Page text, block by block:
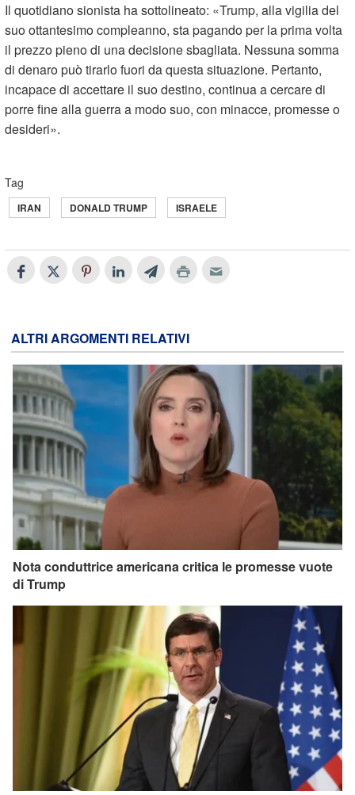
Il quotidiano sionista ha sottolineato: «Trump, alla vigilia del
suo ottantesimo compleanno, sta pagando per la prima volta
il prezzo pieno di una decisione sbagliata. Nessuna somma
di denaro può tirarlo fuori da questa situazione. Pertanto,
incapace di accettare il suo destino, continua a cercare di
porre fine alla guerra a modo suo, con minacce, promesse o
desideri».
Tag
IRAN DONALD TRUMP ISRAELE
ALTRI ARGOMENTI RELATIVI
Nota conduttrice americana critica le promesse vuote
di Trump